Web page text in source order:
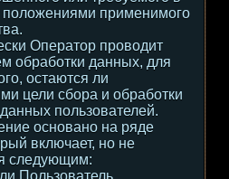
положениями применимого
Оператор проводит
обработки данных, для
остаются ли
цели сбора и обработки
пользователей.
основано на ряде
включает, но не
следующим:
Пользователь